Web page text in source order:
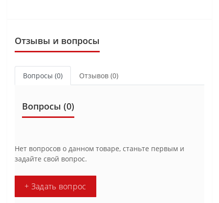
Отзывы и вопросы
Вопросы (0) Отзывов (0)
Вопросы (0)
Нет вопросов о данном товаре, станьте первым и
задайте свой вопрос.
+ Задать вопрос